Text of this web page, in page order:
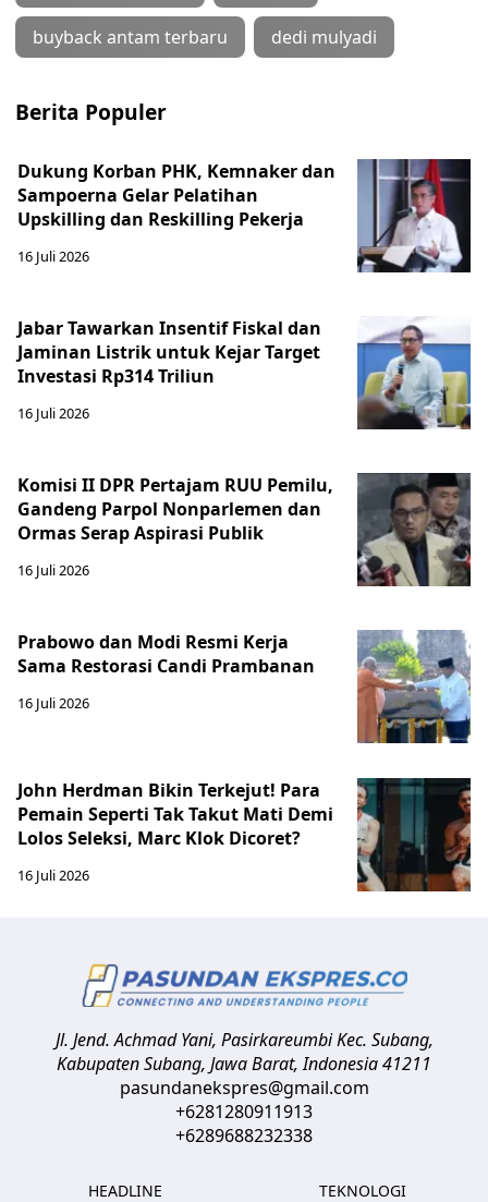
buyback antam terbaru dedi mulyadi
Berita Populer
Dukung Korban PHK, Kemnaker dan
Sampoerna Gelar Pelatihan
Upskilling dan Reskilling Pekerja
16 Juli 2026
Jabar Tawarkan Insentif Fiskal dan
Jaminan Listrik untuk Kejar Target
Investasi Rp314 Triliun
16 Juli 2026
Komisi II DPR Pertajam RUU Pemilu,
Gandeng Parpol Nonparlemen dan
Ormas Serap Aspirasi Publik
16 Juli 2026
Prabowo dan Modi Resmi Kerja
Sama Restorasi Candi Prambanan
16 Juli 2026
John Herdman Bikin Terkejut! Para
Pemain Seperti Tak Takut Mati Demi
Lolos Seleksi, Marc Klok Dicoret?
16 Juli 2026
Jl. Jend. Achmad Yani, Pasirkareumbi Kec. Subang,
Kabupaten Subang, Jawa Barat,Indonesia41211
pasundanekspres@gmail.com
+6281280911913
+6289688232338
HEADLINE
TEKNOLOGI